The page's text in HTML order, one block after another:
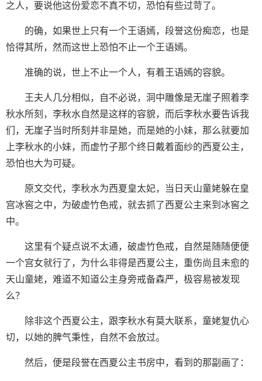
之人，要说他这份爱恋不真不切，恐怕有些过苛了。
的确，如果世上只有一个王语嫣，段誉这份痴恋，也是
恰得其所，然而这世上恐怕不止一个王语嫣。
准确的说，世上不止一个人，有着王语嫣的容貌。
王夫人几分相似，自不必说，洞中雕像是无崖子照着李
秋水所刻，李秋水自然是这样的容貌，而后李秋水要告诉我
们，无崖子当时所刻并非是她，而是她的小妹，那么就要加
上李秋水的小妹，而虚竹子那个终日戴着面纱的西夏公主，
恐怕也大为可疑。
原文交代，李秋水为西夏皇太妃，当日天山童姥躲在皇
宫冰窖之中，为破虚竹色戒，就去抓了西夏公主来到冰窖之
中。
这里有个疑点说不太通，破虚竹色戒，自然是随随便便
一个宫女就行了，为什么非得是西夏公主，重伤尚且未愈的
天山童姥，难道不知道公主身旁戒备森严，极容易被发现
么？
除非这个西夏公主，跟李秋水有莫大联系，童姥复仇心
切，以她的脾气秉性，自然不会放过。
然后，便是段誉在西夏公主书房中，看到的那副画了：